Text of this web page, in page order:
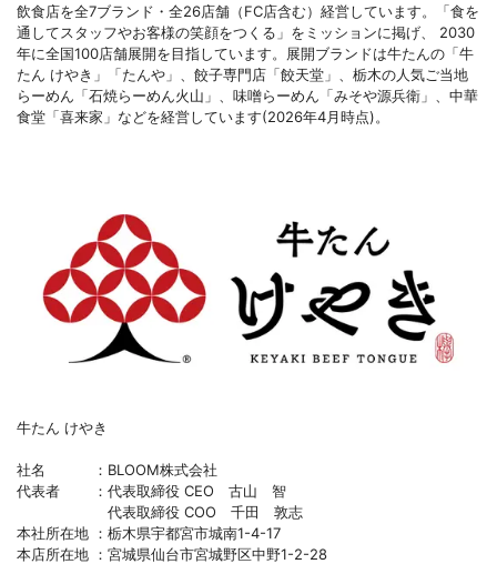
飲食店を全7ブランド・全26店舗（FC店含む）経営しています。「食を
通してスタッフやお客様の笑顔をつくる」をミッションに掲げ、 2030
年に全国100店舗展開を目指しています。展開ブランドは牛たんの「牛
たん けやき」「たんや」、餃子専門店「餃天堂」、栃木の人気ご当地
らーめん「石焼らーめん火山」、味噌らーめん「みそや源兵衛」、中華
食堂「喜来家」などを経営しています(2026年4月時点)。
牛たん けやき
社名 ：BLOOM株式会社
代表者 ：代表取締役 CEO 古山 智
代表取締役 COO 千田 敦志
本社所在地 ：栃木県宇都宮市城南1-4-17
本店所在地 ：宮城県仙台市宮城野区中野1-2-28